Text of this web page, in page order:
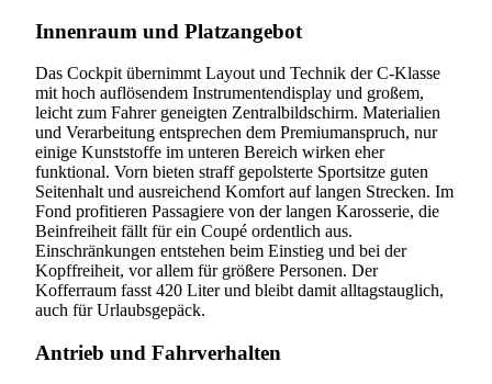
Innenraum und Platzangebot
Das Cockpit übernimmt Layout und Technik der C-Klasse
mit hoch auflösendem Instrumentendisplay und großem,
leicht zum Fahrer geneigten Zentralbildschirm. Materialien
und Verarbeitung entsprechen dem Premiumanspruch, nur
einige Kunststoffe im unteren Bereich wirken eher
funktional. Vorn bieten straff gepolsterte Sportsitze guten
Seitenhalt und ausreichend Komfort auf langen Strecken. Im
Fond profitieren Passagiere von der langen Karosserie, die
Beinfreiheit fällt für ein Coupé ordentlich aus.
Einschränkungen entstehen beim Einstieg und bei der
Kopffreiheit, vor allem für größere Personen. Der
Kofferraum fasst 420 Liter und bleibt damit alltagstauglich,
auch für Urlaubsgepäck.
Antrieb und Fahrverhalten